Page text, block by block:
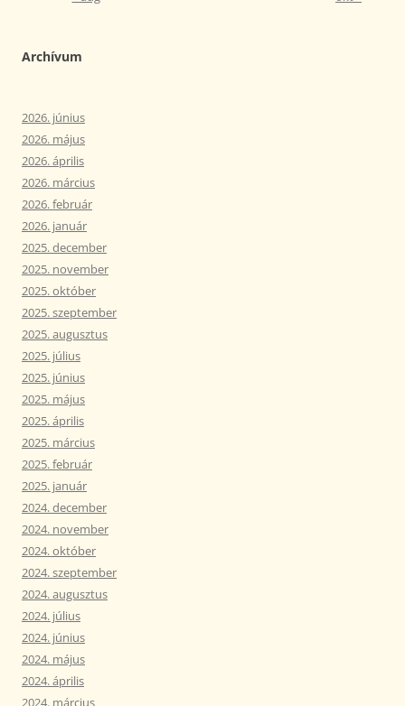
Archívum
2026. június
2026. május
2026. április
2026. március
2026. február
2026. január
2025. december
2025. november
2025. október
2025. szeptember
2025. augusztus
2025. július
2025. június
2025. május
2025. április
2025. március
2025. február
2025. január
2024. december
2024. november
2024. október
2024. szeptember
2024. augusztus
2024. július
2024. június
2024. május
2024. április
2024. március